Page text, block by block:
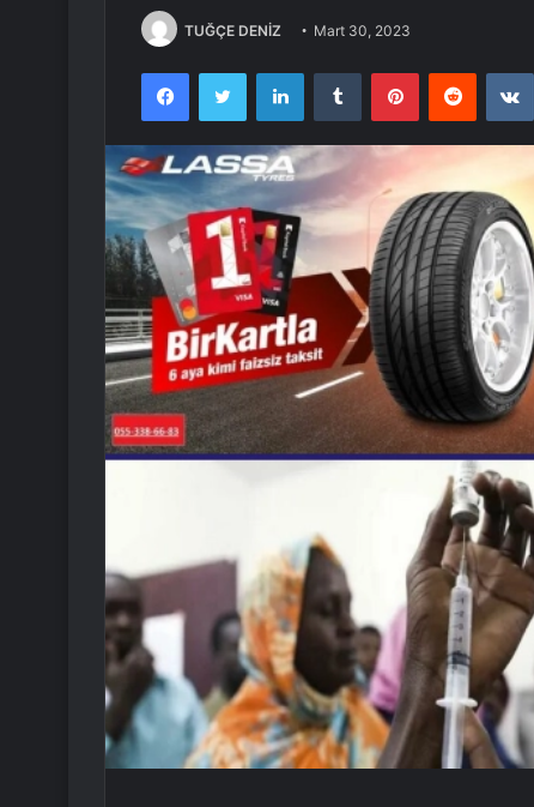
TUĞÇE DENİZ Mart 30, 2023
FacebookTwitter LinkedInTumblr PinterestReddit